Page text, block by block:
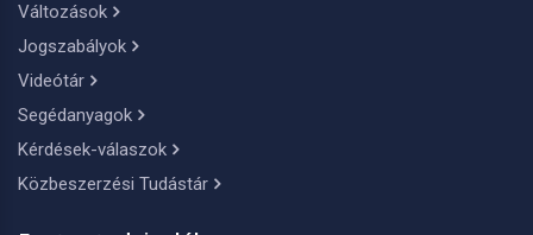
Változások
Jogszabályok
Videótár
Segédanyagok
Kérdések-válaszok
Közbeszerzési Tudástár